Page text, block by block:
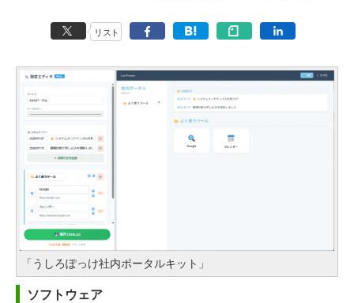
リスト
「うしろぽっけ社内ポータルキット」
ソフトウェア